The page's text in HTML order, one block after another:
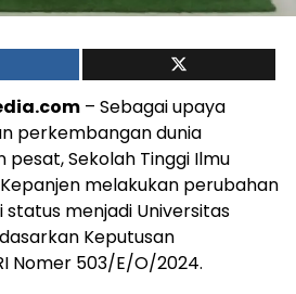
– Sebagai upaya
perkembangan dunia
pesat, Sekolah Tinggi Ilmu
melakukan perubahan
menjadi Universitas
Keputusan
Nomer 503/E/O/2024.